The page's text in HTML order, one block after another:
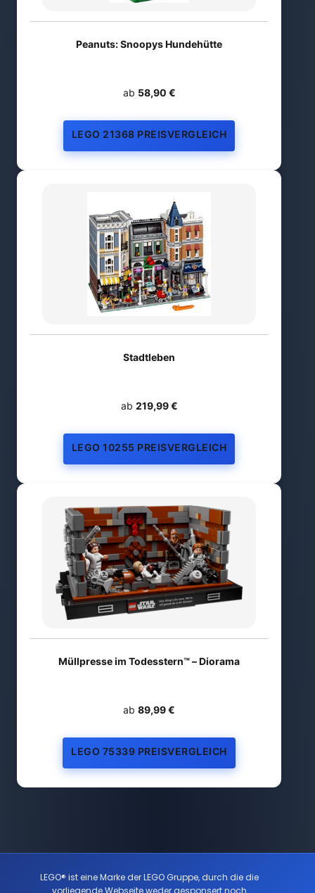
Peanuts: Snoopys Hundehütte
ab 58,90 €
LEGO 21368 PREISVERGLEICH
Stadtleben
ab 219,99 €
LEGO 10255 PREISVERGLEICH
Müllpresse im Todesstern™ – Diorama
ab 89,99 €
LEGO 75339 PREISVERGLEICH
LEGO® ist eine Marke der LEGO Gruppe, durch die die
vorliegende Webseite weder gesponsert noch